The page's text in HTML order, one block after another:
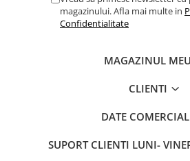
Ghidoane bicicleta
Frana bicicleta
magazinului. Afla mai multe in
Confidentialitate
MAGAZINUL MEU
CLIENTI
DATE
SUPORT CLIENTI LUNI-